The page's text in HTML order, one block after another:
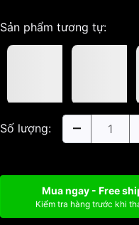
Sản phẩm tương tự:
Số lượng:
Mua ngay - Free
Kiểm tra hàng trước khi